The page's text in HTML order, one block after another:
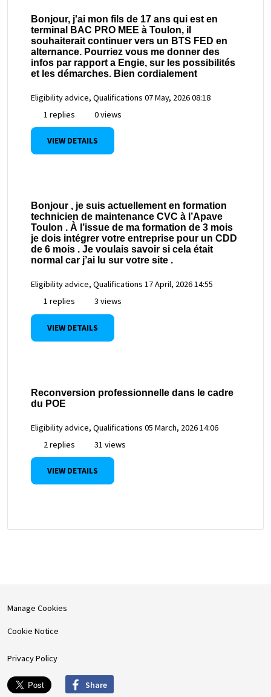
Bonjour, j'ai mon fils de 17 ans qui est en
terminal BAC PRO MEE à Toulon, il
souhaiterait continuer vers un BTS FED en
alternance. Pourriez vous me donner des
infos par rapport a Engie, sur les possibilités
et les démarches. Bien cordialement
Eligibility advice, Qualifications 07 May, 2026 08:18
1 replies
0 views
VIEW DETAILS
Bonjour , je suis actuellement en formation
technicien de maintenance CVC à l’Apave
Toulon . À l’issue de ma formation de 3 mois
je dois intégrer votre entreprise pour un CDD
de 6 mois . Je voulais savoir si cela était
normal car j’ai lu sur votre site .
Eligibility advice, Qualifications 17 April, 2026 14:55
1 replies
3 views
VIEW DETAILS
Reconversion professionnelle dans le cadre
du POE
Eligibility advice, Qualifications 05 March, 2026 14:06
2 replies
31 views
VIEW DETAILS
Manage Cookies
Cookie Notice
Privacy Policy
Share